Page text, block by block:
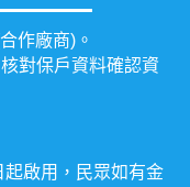
作廠商)。
對保戶資料確認資
啟用，民眾如有金